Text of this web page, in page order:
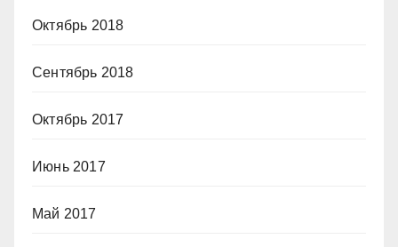
Октябрь 2018
Сентябрь 2018
Октябрь 2017
Июнь 2017
Май 2017